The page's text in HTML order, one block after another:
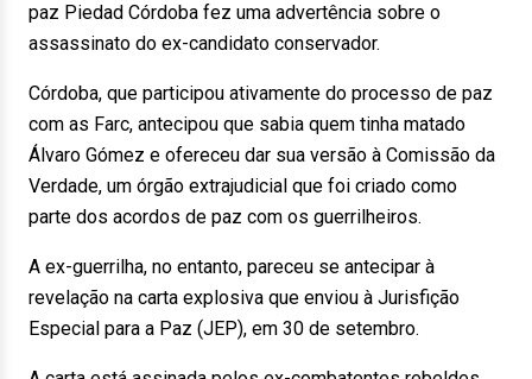
paz Piedad Córdoba fez uma advertência sobre o
assassinato do ex-candidato conservador.
Córdoba, que participou ativamente do processo de paz
com as Farc, antecipou que sabia quem tinha matado
Álvaro Gómez e ofereceu dar sua versão à Comissão da
Verdade, um órgão extrajudicial que foi criado como
parte dos acordos de paz com os guerrilheiros.
A ex-guerrilha, no entanto, pareceu se antecipar à
revelação na carta explosiva que enviou à Jurisfição
Especial para a Paz (JEP), em 30 de setembro.